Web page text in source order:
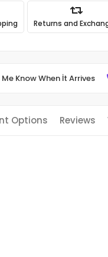
Returns and
Me Know When İt Arrives
Options Reviews